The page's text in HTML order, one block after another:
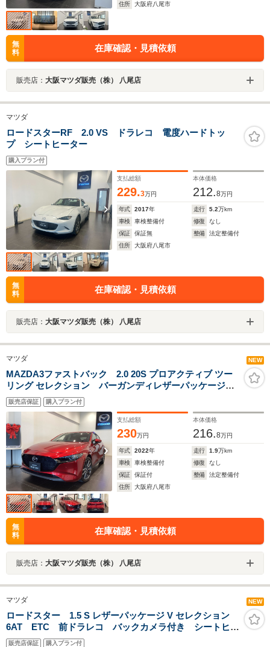
住所
大阪府八尾市
無
料
在庫確認・見積依頼
販売店： 大阪マツダ販売（株） 八尾店
マツダ
ロードスターRF 2.0 VS ドラレコ 電度ハードトッ
プ シートヒーター
購入プラン付
支払総額
229.3万円
本体価格
212.8万円
年式 2017年 走行 5.2万km
車検
車検整備付 修復
なし
保証
保証無 整備
法定整備付
住所
大阪府八尾市
無
料
在庫確認・見積依頼
販売店： 大阪マツダ販売（株） 八尾店
マツダ NEW
MAZDA3ファストバック 2.0 20S プロアクティブ ツー
リング セレクション バーガンディレザーパッケージ
全方位モニター ETC
販売店保証 購入プラン付
支払総額
230万円
本体価格
216.8万円
年式 2022年 走行 1.9万km
車検
車検整備付 修復
なし
保証
保証付 整備
法定整備付
住所
大阪府八尾市
無
料
在庫確認・見積依頼
販売店： 大阪マツダ販売（株） 八尾店
マツダ NEW
ロードスター 1.5 S レザーパッケージ V セレクション
6AT ETC 前ドラレコ バックカメラ付き シートヒー
ター 禁煙車
販売店保証 購入プラン付